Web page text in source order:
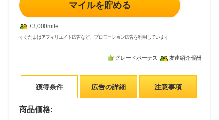
マイルを貯める
+3,000mile
すぐたまはアフィリエイト広告など、プロモーション広告を利用しています
グレードボーナス 友達紹介報酬
獲得条件 広告の詳細 注意事項
商品価格: